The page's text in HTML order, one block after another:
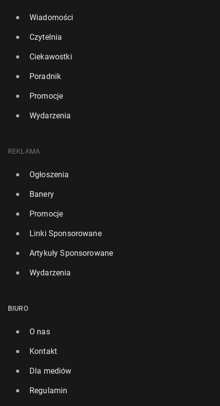
Wiadomości
Czytelnia
Ciekawostki
Poradnik
Promocje
Wydarzenia
REKLAMA
Ogłoszenia
Banery
Promocje
Linki Sponsorowane
Artykuły Sponsorowane
Wydarzenia
BIURO
O nas
Kontakt
Dla mediów
Regulamin